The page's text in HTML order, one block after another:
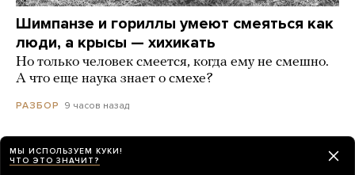
Шимпанзе и гориллы умеют смеяться как
люди, а крысы — хихикать
Но только человек смеется, когда ему не смешно.
А что еще наука знает о смехе?
РАЗБОР 9 часов назад
В Таиланде ученик открыл стрельбу в школе
МЫ ИСПОЛЬЗУЕМ КУКИ!
ЧТО ЭТО ЗНАЧИТ?